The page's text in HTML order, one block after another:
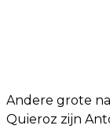
Andere grote
Quieroz zijn